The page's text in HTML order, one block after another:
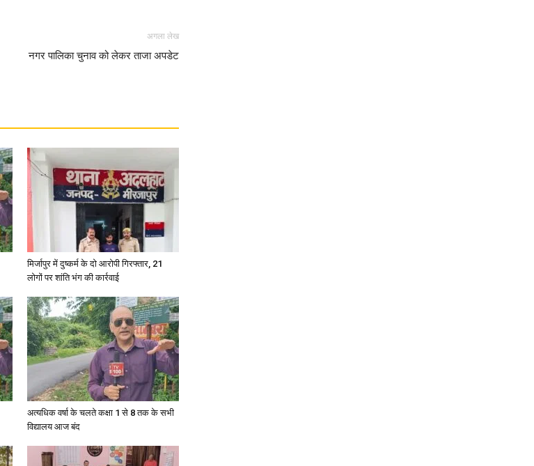
अगला लेख
नगर पालिका चुनाव को लेकर ताजा अपडेट
मिर्जापुर में दुष्कर्म के दो आरोपी गिरफ्तार, 21
लोगों पर शांति भंग की कार्रवाई
अत्यधिक वर्षा के चलते कक्षा 1 से 8 तक के सभी
विद्यालय आज बंद